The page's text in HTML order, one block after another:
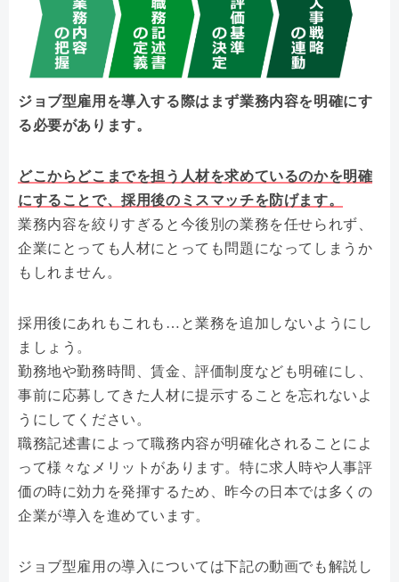
ジョブ型雇用を導入する際はまず業務内容を明確にす
る必要があります。
どこからどこまでを担う人材を求めているのかを明確
にすることで、採用後のミスマッチを防げます。
業務内容を絞りすぎると今後別の業務を任せられず、
企業にとっても人材にとっても問題になってしまうか
もしれません。
採用後にあれもこれも…と業務を追加しないようにし
ましょう。
勤務地や勤務時間、賃金、評価制度なども明確にし、
事前に応募してきた人材に提示することを忘れないよ
うにしてください。
職務記述書によって職務内容が明確化されることによ
って様々なメリットがあります。特に求人時や人事評
価の時に効力を発揮するため、昨今の日本では多くの
企業が導入を進めています。
ジョブ型雇用の導入については下記の動画でも解説し